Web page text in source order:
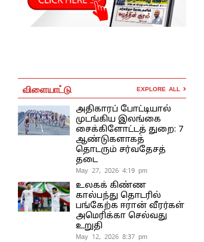
விளையாட்டு EXPLORE ALL
அதிகாரப் போட்டியால்
முடங்கிய இலங்கை
சைக்கிளோட்டத் துறை: 7
ஆண்டுகளாகத்
தொடரும் சர்வதேசத்
தடை
May 27, 2026 4:19 pm
உலகக் கிண்ண
கால்பந்து தொடரில்
பங்கேற்க ஈரான் வீரர்கள்
அமெரிக்கா செல்வது
உறுதி
May 12, 2026 8:37 pm